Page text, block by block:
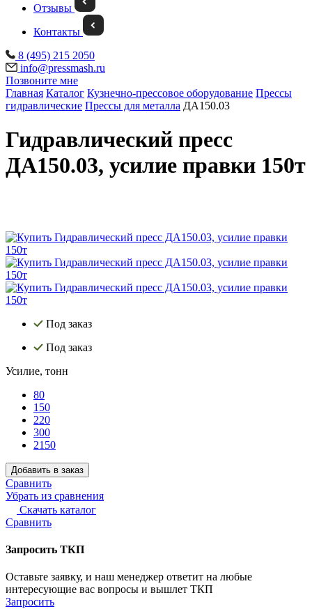
Отзывы
Контакты
8 (495) 215 2050
info@pressmash.ru
Позвоните мне
Главная Каталог Кузнечно-прессовое оборудование Прессы
гидравлические Прессы для металла ДА150.03
Гидравлический пресс
ДА150.03, усилие правки 150т
Под заказ
Под заказ
Усилие, тонн
80
150
220
300
2150
Добавить в заказ
Сравнить
Убрать из сравнения
Скачать каталог
Сравнить
Запросить ТКП
Оставьте заявку, и наш менеджер ответит на любые
интересующие вас вопросы и вышлет ТКП
Запросить